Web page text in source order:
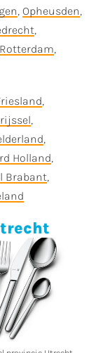
, Opheusden,
,
Rotterdam,
,
,
,
Holland,
Brabant,